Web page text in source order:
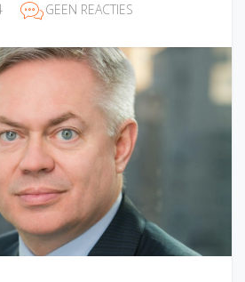
GEEN REACTIES